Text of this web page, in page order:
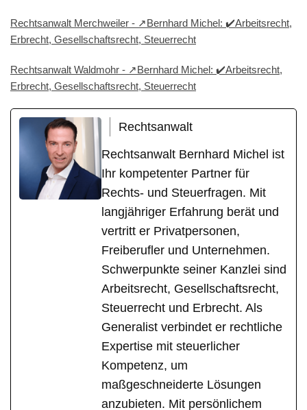
Rechtsanwalt Merchweiler - ↗️Bernhard Michel: ✔️Arbeitsrecht,
Erbrecht, Gesellschaftsrecht, Steuerrecht
Rechtsanwalt Waldmohr - ↗️Bernhard Michel: ✔️Arbeitsrecht,
Erbrecht, Gesellschaftsrecht, Steuerrecht
Rechtsanwalt
Rechtsanwalt Bernhard Michel ist
Ihr kompetenter Partner für
Rechts- und Steuerfragen. Mit
langjähriger Erfahrung berät und
vertritt er Privatpersonen,
Freiberufler und Unternehmen.
Schwerpunkte seiner Kanzlei sind
Arbeitsrecht, Gesellschaftsrecht,
Steuerrecht und Erbrecht. Als
Generalist verbindet er rechtliche
Expertise mit steuerlicher
Kompetenz, um
maßgeschneiderte Lösungen
anzubieten. Mit persönlichem